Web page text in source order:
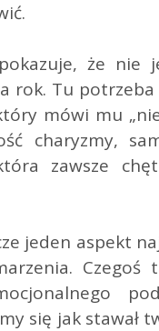
że
rok. Tu
mówi mu
charyzmy,
zawsze
jeden aspekt
się jak stawał